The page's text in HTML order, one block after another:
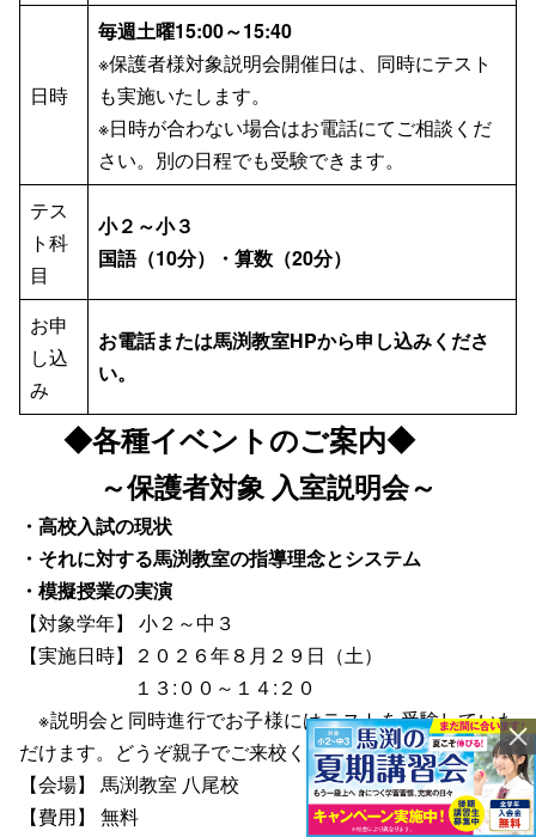
日時
毎週土曜15:00～15:40
※保護者様対象説明会開催日は、同時にテスト
も実施いたします。
※日時が合わない場合はお電話にてご相談くだ
さい。別の日程でも受験できます。
テス
ト科
目
小２～小３
国語（10分）・算数（20分）
お申
し込
み
お電話または馬渕教室HPから申し込みくださ
い。
◆各種イベントのご案内◆
～保護者対象 入室説明会～
・高校入試の現状
・それに対する馬渕教室の指導理念とシステム
・模擬授業の実演
【対象学年】 小２～中３
【実施日時】２０２６年８月２９日（土）
１３:００～１４:２０
※説明会と同時進行でお子様にはテストを受験していた
だけます。どうぞ親子でご来校ください！
【会場】 馬渕教室 八尾校
【費用】 無料